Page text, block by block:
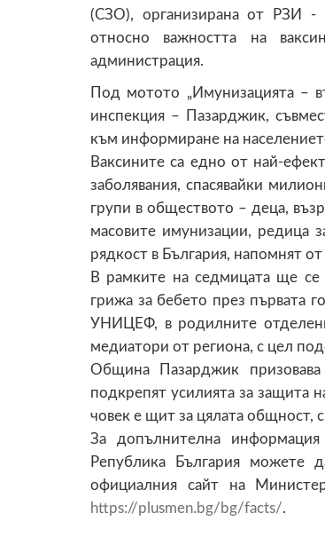
(СЗО), организирана от РЗИ -
относно важността на
администрация.
Под мотото „Имунизацията –
инспекция – Пазарджик,
към информиране на
Ваксините са едно от най-
заболявания, спасявайки
групи в обществото – деца,
масовите имунизации, редица
рядкост в България, напомнят
В рамките на седмицата ще се
грижа за бебето през първата
УНИЦЕФ, в родилните
медиатори от региона, с цел
Община Пазарджик
подкрепят усилията за защита
човек е щит за цялата общност,
За допълнителна
Република България можете
официалния сайт на
https://plusmen.bg/bg/facts/.